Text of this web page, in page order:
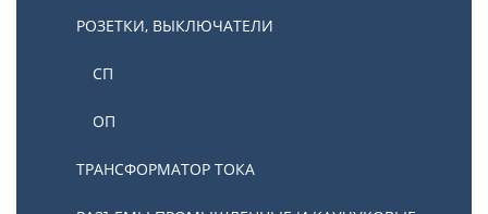
РОЗЕТКИ, ВЫКЛЮЧАТЕЛИ
СП
ОП
ТРАНСФОРМАТОР ТОКА